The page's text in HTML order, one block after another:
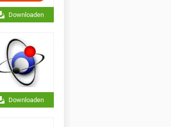
Downloaden
Downloaden